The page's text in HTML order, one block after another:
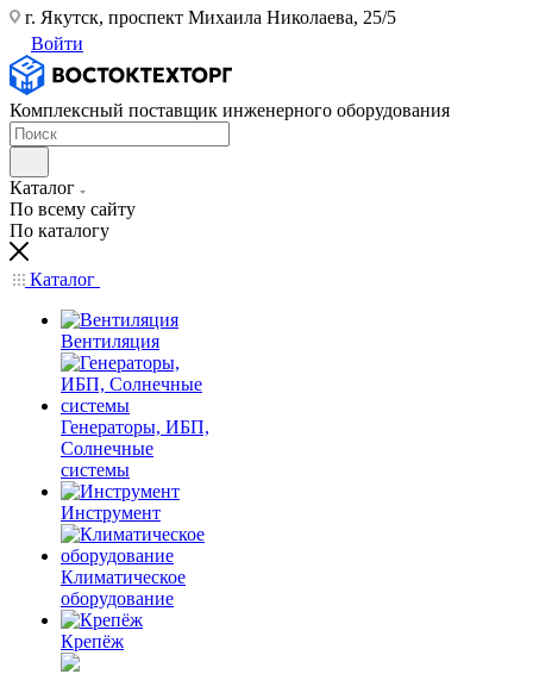
г. Якутск, проспект Михаила Николаева, 25/5
Войти
Комплексный поставщик инженерного оборудования
Каталог
По всему сайту
По каталогу
Каталог
Вентиляция
Генераторы, ИБП,
Солнечные
системы
Инструмент
Климатическое
оборудование
Крепёж